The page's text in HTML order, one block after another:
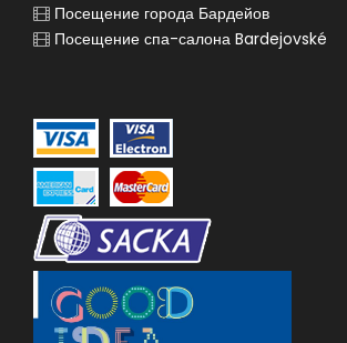
Посещение города Бардейов
Посещение спа-салона Bardejovské